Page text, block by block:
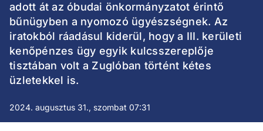
adott át az óbudai önkormányzatot érintő
bűnügyben a nyomozó ügyészségnek. Az
iratokból ráadásul kiderül, hogy a III. kerületi
kenőpénzes ügy egyik kulcsszereplője
tisztában volt a Zuglóban történt kétes
üzletekkel is.
2024. augusztus 31., szombat 07:31